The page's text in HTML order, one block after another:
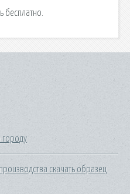
бесплатно.
городу
скачать образец